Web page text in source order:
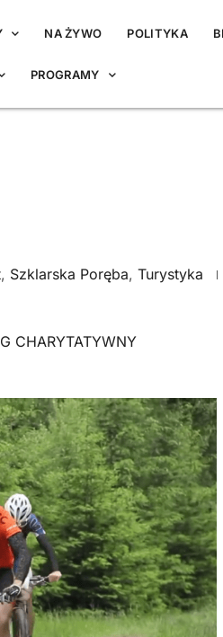
NA ŻYWO POLITYKA
PROGRAMY
, Szklarska Poręba, Turystyka
CHARYTATYWNY